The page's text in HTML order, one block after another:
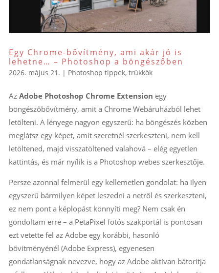
Egy Chrome-bővítmény, ami akár jó is
lehetne… – Photoshop a böngészőben
2026. május 21. | Photoshop tippek, trükkök
Az Adobe Photoshop Chrome Extension egy
böngészőbővítmény, amit a Chrome Webáruházból lehet
letölteni. A lényege nagyon egyszerű: ha böngészés közben
meglátsz egy képet, amit szeretnél szerkeszteni, nem kell
letöltened, majd visszatöltened valahová – elég egyetlen
kattintás, és már nyílik is a Photoshop webes szerkesztője.
Persze azonnal felmerül egy kellemetlen gondolat: ha ilyen
egyszerű bármilyen képet leszedni a netről és szerkeszteni,
ez nem pont a képlopást könnyíti meg? Nem csak én
gondoltam erre – a PetaPixel fotós szakportál is pontosan
ezt vetette fel az Adobe egy korábbi, hasonló
bővítményénél (Adobe Express), egyenesen
gondatlanságnak nevezve, hogy az Adobe aktívan bátorítja